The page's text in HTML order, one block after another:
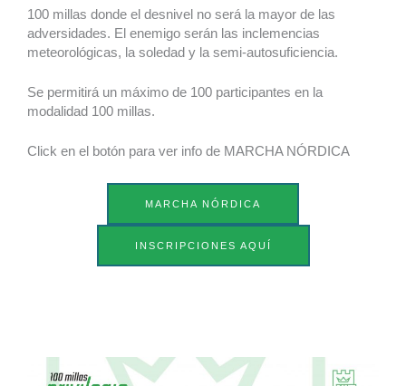
100 millas donde el desnivel no será la mayor de las
adversidades. El enemigo serán las inclemencias
meteorológicas, la soledad y la semi-autosuficiencia.
Se permitirá un máximo de 100 participantes en la
modalidad 100 millas.
Click en el botón para ver info de MARCHA NÓRDICA
MARCHA NÓRDICA
INSCRIPCIONES AQUÍ